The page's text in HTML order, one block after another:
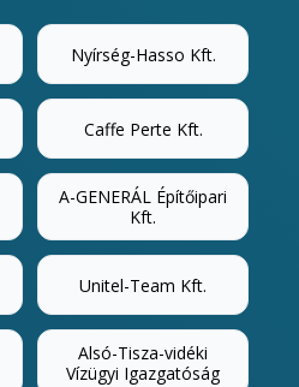
Nyírség-Hasso Kft.
Caffe Perte Kft.
A-GENERÁL Építőipari
Kft.
Unitel-Team Kft.
Alsó-Tisza-vidéki
Vízügyi Igazgatóság